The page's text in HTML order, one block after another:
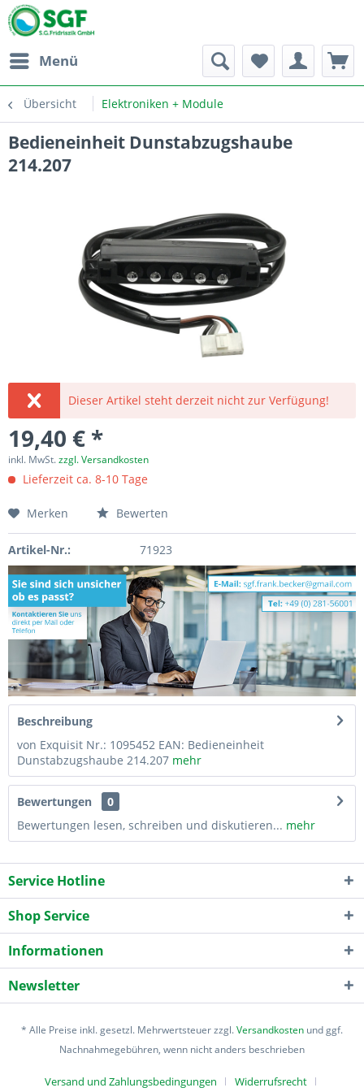
Menü
Übersicht Elektroniken + Module
Bedieneinheit Dunstabzugshaube
214.207
Dieser Artikel steht derzeit nicht zur Verfügung!
19,40 € *
inkl. MwSt.zzgl. Versandkosten
Lieferzeit ca. 8-10 Tage
Merken Bewerten
Artikel-Nr.: 71923
Beschreibung
von Exquisit Nr.: 1095452 EAN: Bedieneinheit
Dunstabzugshaube 214.207 mehr
Bewertungen
0
Bewertungen lesen, schreiben und diskutieren... mehr
Service Hotline
Shop Service
Informationen
Newsletter
* Alle Preise inkl. gesetzl. Mehrwertsteuer zzgl.Versandkosten und ggf.
Nachnahmegebühren, wenn nicht anders beschrieben
Versand und Zahlungsbedingungen Widerrufsrecht